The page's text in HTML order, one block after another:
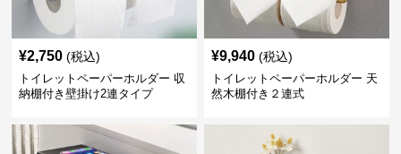
¥2,750 (税込)
トイレットペーパーホルダー 収
納棚付き壁掛け2連タイプ
¥9,940 (税込)
トイレットペーパーホルダー 天
然木棚付き２連式